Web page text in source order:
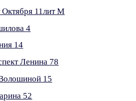
11лит М
4
14
Ленина 78
15
52